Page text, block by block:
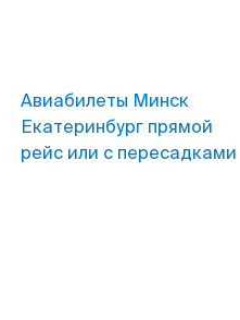
Авиабилеты Минск
Екатеринбург прямой
рейс или с пересадками